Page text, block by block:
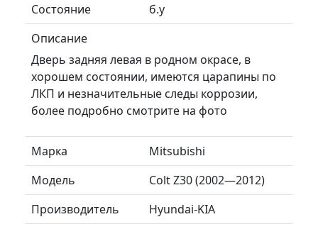
Состояние
б.у
Описание
Дверь задняя левая в родном окрасе, в
хорошем состоянии, имеются царапины по
ЛКП и незначительные следы коррозии,
более подробно смотрите на фото
Марка
Mitsubishi
Модель
Colt Z30 (2002—2012)
Производитель
Hyundai-KIA